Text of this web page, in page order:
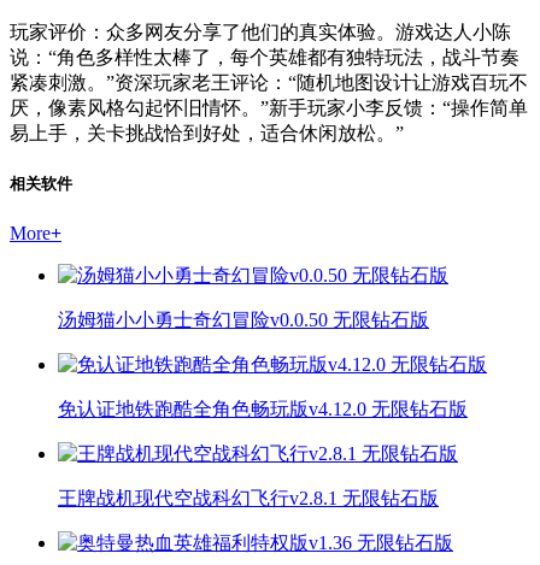
玩家评价：众多网友分享了他们的真实体验。游戏达人小陈
说：“角色多样性太棒了，每个英雄都有独特玩法，战斗节奏
紧凑刺激。”资深玩家老王评论：“随机地图设计让游戏百玩不
厌，像素风格勾起怀旧情怀。”新手玩家小李反馈：“操作简单
易上手，关卡挑战恰到好处，适合休闲放松。”
相关软件
More+
汤姆猫小小勇士奇幻冒险v0.0.50 无限钻石版
免认证地铁跑酷全角色畅玩版v4.12.0 无限钻石版
王牌战机现代空战科幻飞行v2.8.1 无限钻石版